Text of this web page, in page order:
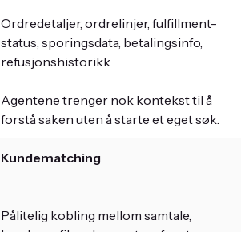
Ordredetaljer, ordrelinjer, fulfillment-
status, sporingsdata, betalingsinfo,
refusjonshistorikk
Agentene trenger nok kontekst til å
forstå saken uten å starte et eget søk.
Kundematching
Pålitelig kobling mellom samtale,